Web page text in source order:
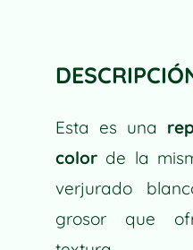
Esta es una
colorde la
verjurado
grosor que